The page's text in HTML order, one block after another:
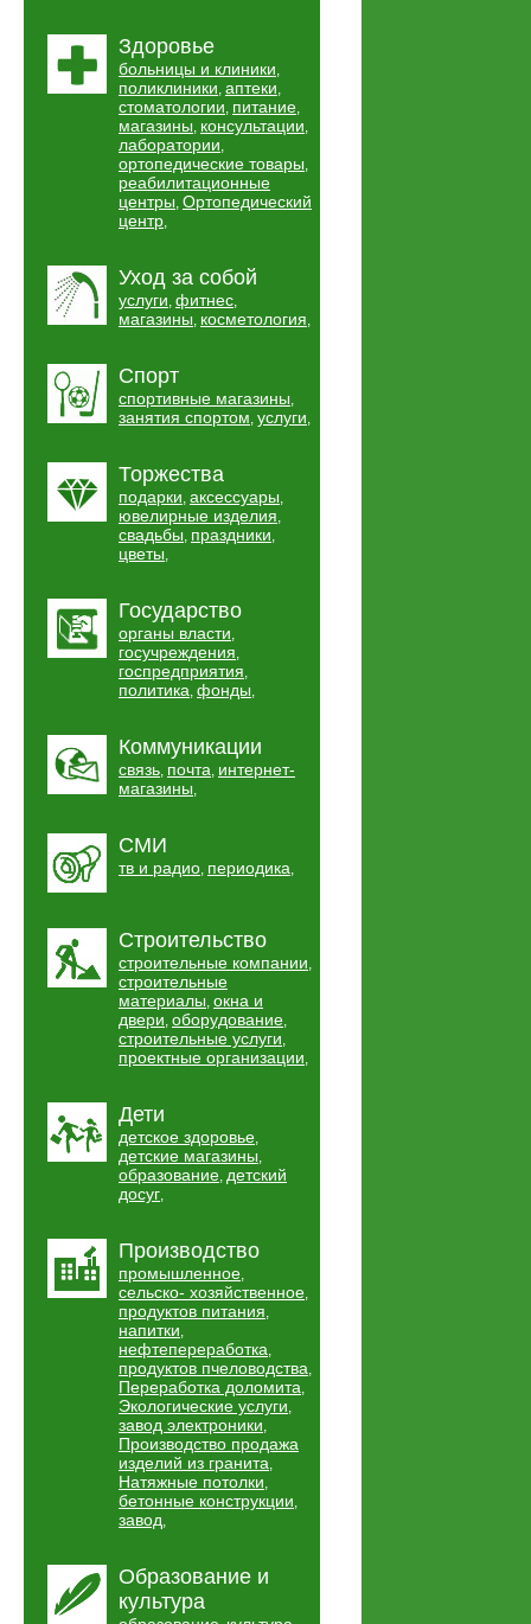
Здоровье
больницы и клиники,
поликлиники, аптеки,
стоматологии, питание,
магазины, консультации,
лаборатории,
ортопедические товары,
реабилитационные
центры, Ортопедический
центр,
Уход за собой
услуги, фитнес,
магазины, косметология,
Спорт
спортивные магазины,
занятия спортом, услуги,
Торжества
подарки, аксессуары,
ювелирные изделия,
свадьбы, праздники,
цветы,
Государство
органы власти,
госучреждения,
госпредприятия,
политика, фонды,
Коммуникации
связь, почта, интернет-
магазины,
СМИ
тв и радио, периодика,
Строительство
строительные компании,
строительные
материалы, окна и
двери, оборудование,
строительные услуги,
проектные организации,
Дети
детское здоровье,
детские магазины,
образование, детский
досуг,
Производство
промышленное,
сельско- хозяйственное,
продуктов питания,
напитки,
нефтепереработка,
продуктов пчеловодства,
Переработка доломита,
Экологические услуги,
завод электроники,
Производство продажа
изделий из гранита,
Натяжные потолки,
бетонные конструкции,
завод,
Образование и
культура